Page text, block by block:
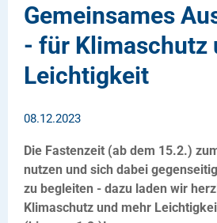
Gemeinsames
- für Klimaschutz
Leichtigkeit
08.12.2023
Die Fastenzeit (ab dem 15.2.)
nutzen und sich dabei
zu begleiten - dazu laden wir
Klimaschutz und mehr